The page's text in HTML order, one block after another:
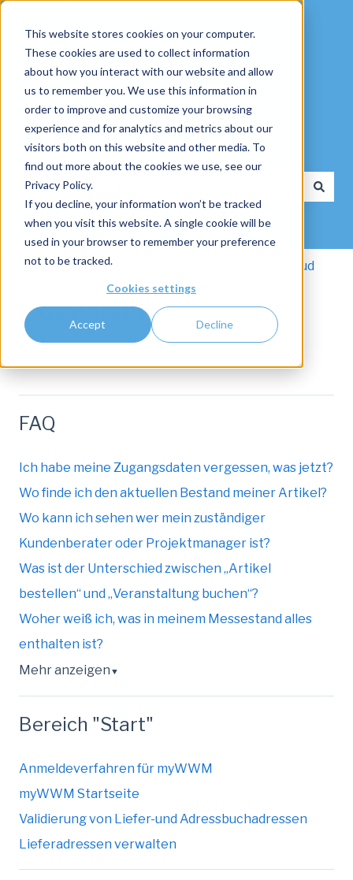
This website stores cookies on your computer.
These cookies are used to collect information
about how you interact with our website and allow
us to remember you. We use this information in
order to improve and customize your browsing
experience and for analytics and metrics about our
visitors both on this website and other media. To
find out more about the cookies we use, see our
Privacy Policy.
If you decline, your information won’t be tracked
when you visit this website. A single cookie will be
used in your browser to remember your preference
not to be tracked.
Cookies settings
Accept Decline
Wie dürfen wir Ihnen helfen?
Es gibt keine Vorschläge, da das Suchfeld leer ist.
Knowledge Base der WWM Group ExpoCloud
ExpoCloud
FAQ
Ich habe meine Zugangsdaten vergessen, was jetzt?
Wo finde ich den aktuellen Bestand meiner Artikel?
Wo kann ich sehen wer mein zuständiger
Kundenberater oder Projektmanager ist?
Was ist der Unterschied zwischen „Artikel
bestellen“ und „Veranstaltung buchen“?
Woher weiß ich, was in meinem Messestand alles
enthalten ist?
Mehr anzeigen ▼
Bereich "Start"
Anmeldeverfahren für myWWM
myWWM Startseite
Validierung von Liefer-und Adressbuchadressen
Lieferadressen verwalten